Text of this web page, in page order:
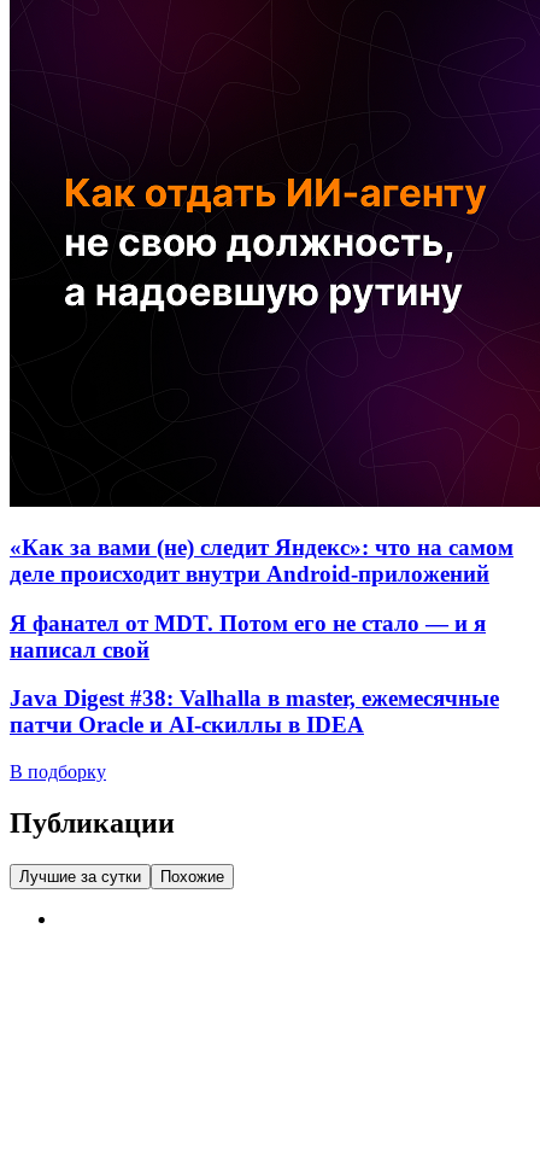
«Как за вами (не) следит Яндекс»: что на самом
деле происходит внутри Android-приложений
Я фанател от MDT. Потом его не стало — и я
написал свой
Java Digest #38: Valhalla в master, ежемесячные
патчи Oracle и AI-скиллы в IDEA
В подборку
Публикации
Лучшие за сутки Похожие